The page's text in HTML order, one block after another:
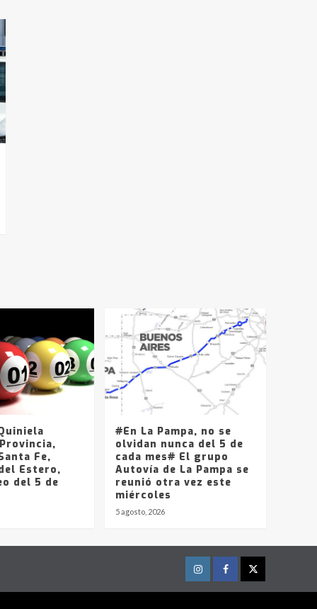
Fe,
Estero,
del 5 de
#En La Pampa, no se
olvidan nunca del 5 de
cada mes# El grupo
Autovía de La Pampa se
reunió otra vez este
miércoles
5 agosto, 2026
InstagramFacebookTwitter